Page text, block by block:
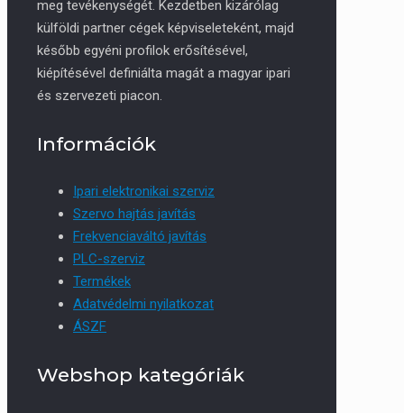
meg tevékenységét. Kezdetben kizárólag
külföldi partner cégek képviseleteként, majd
később egyéni profilok erősítésével,
kiépítésével definiálta magát a magyar ipari
és szervezeti piacon.
Információk
Ipari elektronikai szerviz
Szervo hajtás javítás
Frekvenciaváltó javítás
PLC-szerviz
Termékek
Adatvédelmi nyilatkozat
ÁSZF
Webshop kategóriák